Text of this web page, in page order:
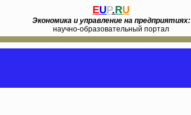
EUP.RU
Экономика и управление на предприятиях:
научно-образовательный портал